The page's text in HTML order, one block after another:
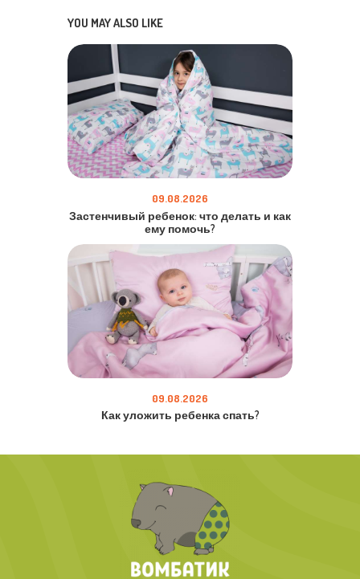
YOU MAY ALSO LIKE
09.08.2026
Застенчивый ребенок: что делать и как
ему помочь?
09.08.2026
Как уложить ребенка спать?